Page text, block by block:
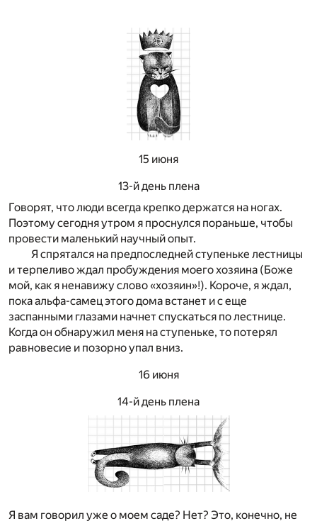
15 июня
13-й день плена
Говорят, что люди всегда крепко держатся на ногах.
Поэтому сегодня утром я проснулся пораньше, чтобы
провести маленький научный опыт.
Я спрятался на предпоследней ступеньке лестницы
и терпеливо ждал пробуждения моего хозяина (Боже
мой, как я ненавижу слово «хозяин»!). Короче, я ждал,
пока альфа-самец этого дома встанет и с еще
заспанными глазами начнет спускаться по лестнице.
Когда он обнаружил меня на ступеньке, то потерял
равновесие и позорно упал вниз.
16 июня
14-й день плена
Я вам говорил уже о моем саде? Нет? Это, конечно, не